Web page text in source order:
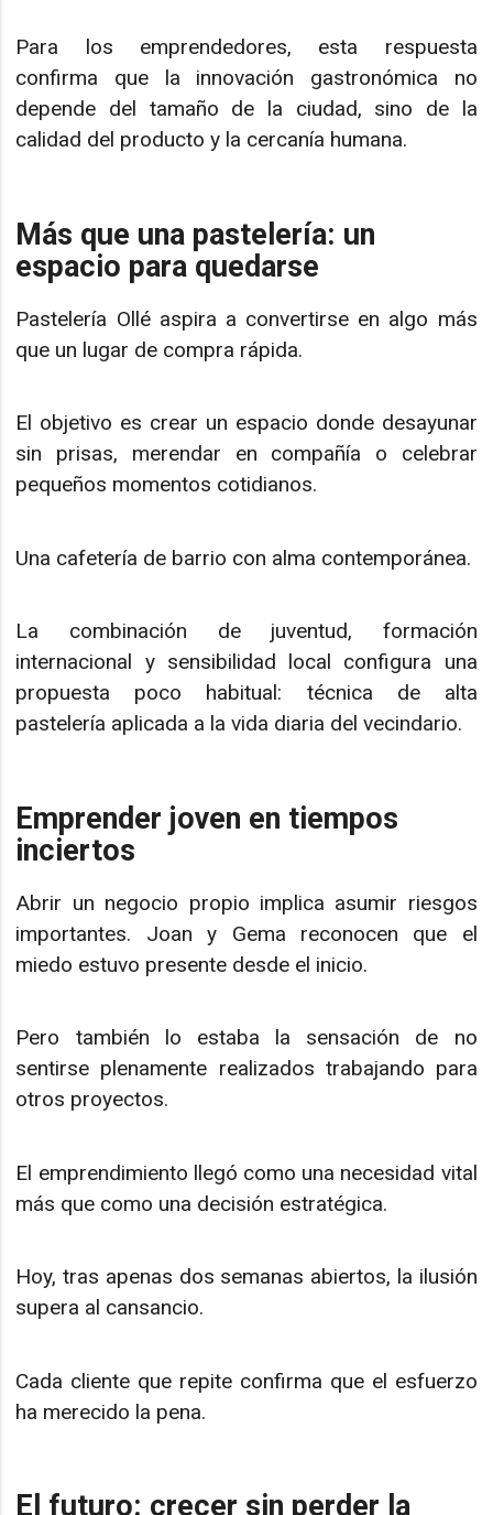
Para los emprendedores, esta respuesta
confirma que la innovación gastronómica no
depende del tamaño de la ciudad, sino de la
calidad del producto y la cercanía humana.
Más que una pastelería: un
espacio para quedarse
Pastelería Ollé aspira a convertirse en algo más
que un lugar de compra rápida.
El objetivo es crear un espacio donde desayunar
sin prisas, merendar en compañía o celebrar
pequeños momentos cotidianos.
Una cafetería de barrio con alma contemporánea.
La combinación de juventud, formación
internacional y sensibilidad local configura una
propuesta poco habitual: técnica de alta
pastelería aplicada a la vida diaria del vecindario.
Emprender joven en tiempos
inciertos
Abrir un negocio propio implica asumir riesgos
importantes. Joan y Gema reconocen que el
miedo estuvo presente desde el inicio.
Pero también lo estaba la sensación de no
sentirse plenamente realizados trabajando para
otros proyectos.
El emprendimiento llegó como una necesidad vital
más que como una decisión estratégica.
Hoy, tras apenas dos semanas abiertos, la ilusión
supera al cansancio.
Cada cliente que repite confirma que el esfuerzo
ha merecido la pena.
El futuro: crecer sin perder la